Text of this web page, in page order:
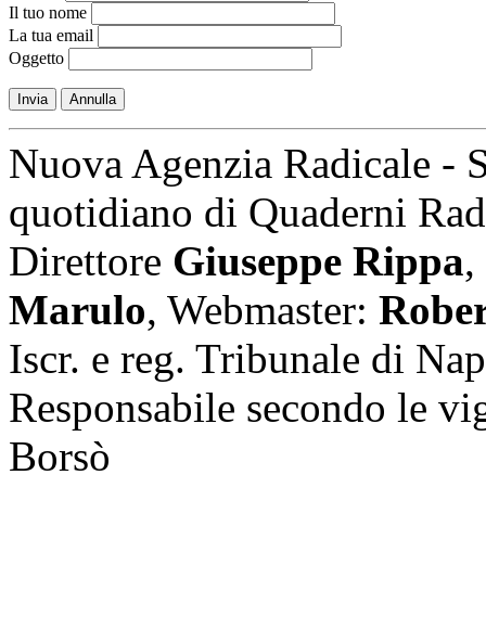
Il tuo nome
La tua email
Oggetto
Invia Annulla
Nuova Agenzia Radicale -
quotidiano di Quaderni
Direttore Giuseppe Rippa,
Marulo, Webmaster:
Iscr. e reg. Tribunale di
Responsabile secondo le
Borsò